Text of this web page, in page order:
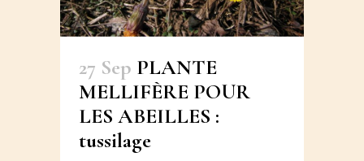
27 Sep PLANTE
MELLIFÈRE POUR
LES ABEILLES :
tussilage